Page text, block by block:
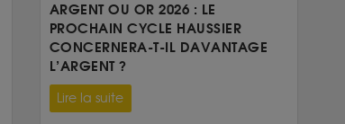
ARGENT OU OR 2026 : LE
PROCHAIN CYCLE HAUSSIER
CONCERNERA-T-IL DAVANTAGE
L’ARGENT ?
Lire la suite